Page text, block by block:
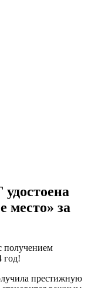
место» за
получением
год!
престижную